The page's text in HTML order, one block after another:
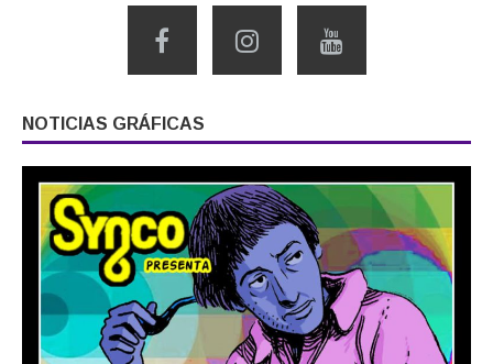
NOTICIAS GRÁFICAS